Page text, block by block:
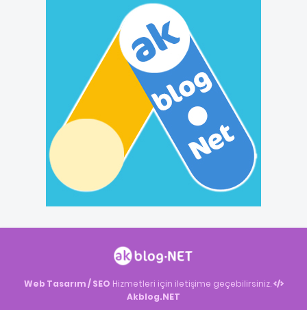
Web Tasarım / SEO Hizmetleri için iletişime geçebilirsiniz.
Akblog.NET